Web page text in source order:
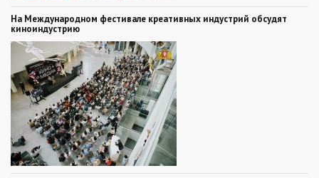
На Международном фестивале креативных индустрий обсудят
киноиндустрию